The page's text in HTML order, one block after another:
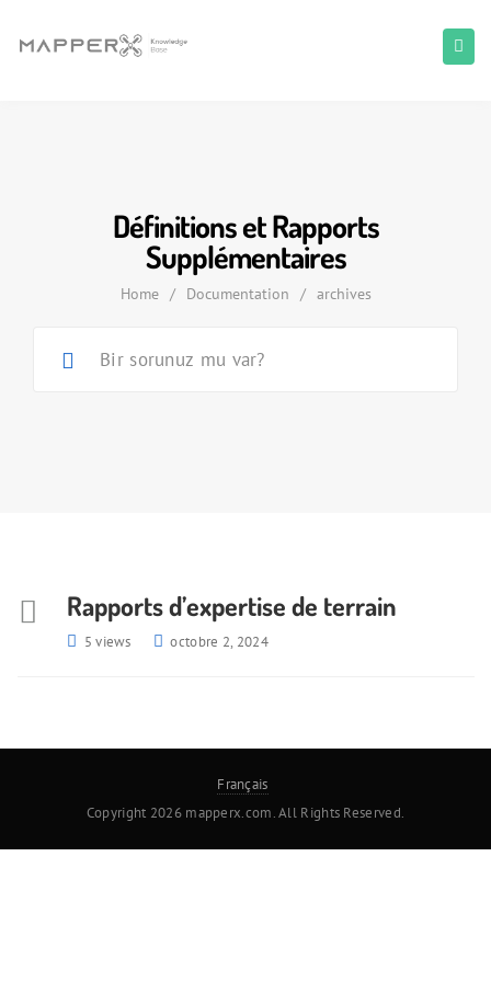
Définitions et Rapports
Supplémentaires
Home / Documentation / archives
Rapports d’expertise de terrain
5 views octobre 2, 2024
Français
Copyright 2026 mapperx.com. All Rights Reserved.